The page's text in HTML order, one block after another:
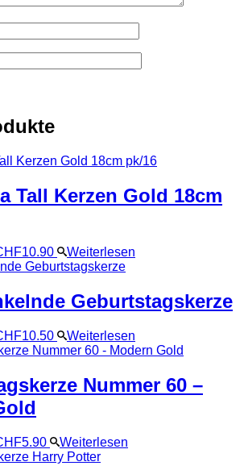
Tall Kerzen Gold 18cm
10.90 Weiterlesen
Geburtstagskerze
10.50 Weiterlesen
Nummer 60 –
5.90 Weiterlesen